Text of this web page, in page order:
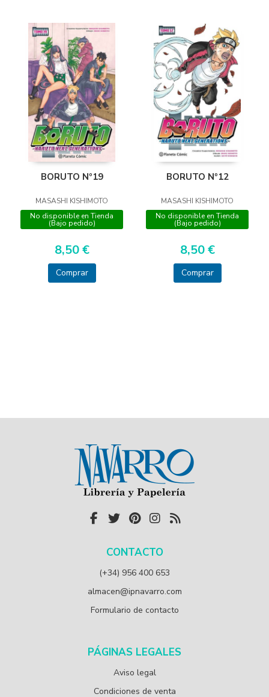
BORUTO Nº19
MASASHI KISHIMOTO
No disponible en Tienda
(Bajo pedido)
8,50 €
Comprar
BORUTO Nº12
MASASHI KISHIMOTO
No disponible en Tienda
(Bajo pedido)
8,50 €
Comprar
CONTACTO
(+34) 956 400 653
almacen@ipnavarro.com
Formulario de contacto
PÁGINAS LEGALES
Aviso legal
Condiciones de venta